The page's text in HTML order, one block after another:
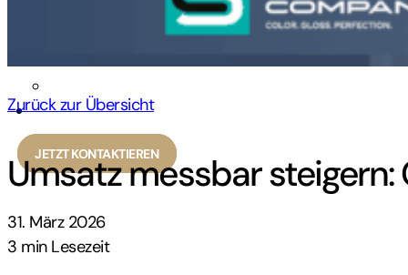
KUNDENSTIMMEN
KONTAKT
JETZT KONTAKTIEREN
Zurück zur Übersicht
Umsatz messbar
31. März 2026
3 min Lesezeit